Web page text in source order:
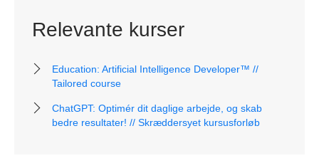
Relevante kurser
Education: Artificial Intelligence Developer™ //
Tailored course
ChatGPT: Optimér dit daglige arbejde, og skab
bedre resultater! // Skræddersyet kursusforløb